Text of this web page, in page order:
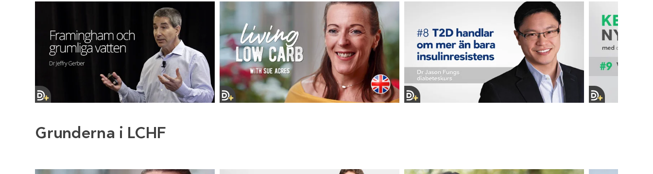
Grunderna i LCHF